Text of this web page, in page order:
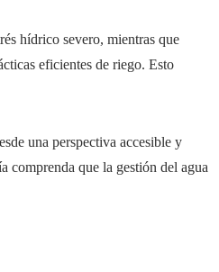
hídrico severo, mientras que
eficientes de riego. Esto
una perspectiva accesible y
comprenda que la gestión del agua